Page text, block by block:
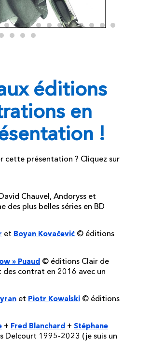
éditions
en
!
cette présentation ? Cliquez sur
Chauvel, Andoryss et
plus belles séries en BD
et Boyan Kovačević © éditions
» Puaud © éditions Clair de
des contrat en 2016 avec un
et Piotr Kowalski © éditions
+ Fred Blanchard + Stéphane
Delcourt 1995-2023 (je suis un